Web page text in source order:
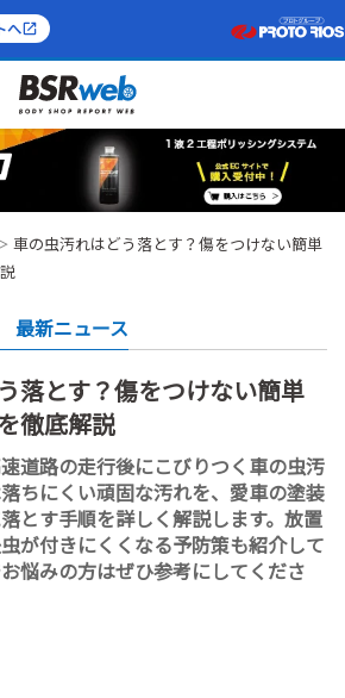
へ
車の虫汚れはどう落とす？傷をつけない簡単
最新ニュース
落とす？傷をつけない簡単
徹底解説
道路の走行後にこびりつく車の虫汚
ちにくい頑固な汚れを、愛車の塗装
とす手順を詳しく解説します。放置
が付きにくくなる予防策も紹介して
悩みの方はぜひ参考にしてくださ